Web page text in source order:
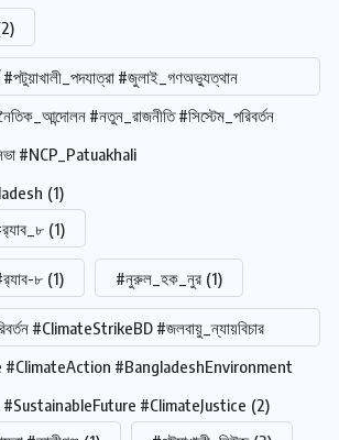
#পটুয়াখালী_পদযাত্রা #জুলাই_গণঅভ্যুত্থান
#নতুন_রাজনীতি #সিস্টেম_পরিবর্তন
#NCP_Patuakhali
(1)
(1)
৮ (1) #নুরুল_হক_নুর (1)
#ClimateStrikeBD #জলবায়ু_ন্যায়বিচার
#ClimateAction #BangladeshEnvironment
#ClimateJustice (2)